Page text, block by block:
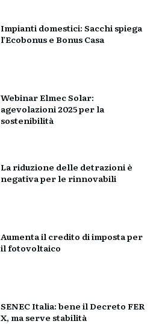
Impianti domestici: Sacchi spiega
l’Ecobonus e Bonus Casa
Webinar Elmec Solar:
agevolazioni 2025 per la
sostenibilità
La riduzione delle detrazioni è
negativa per le rinnovabili
Aumenta il credito di imposta per
il fotovoltaico
SENEC Italia: bene il Decreto FER
X, ma serve stabilità